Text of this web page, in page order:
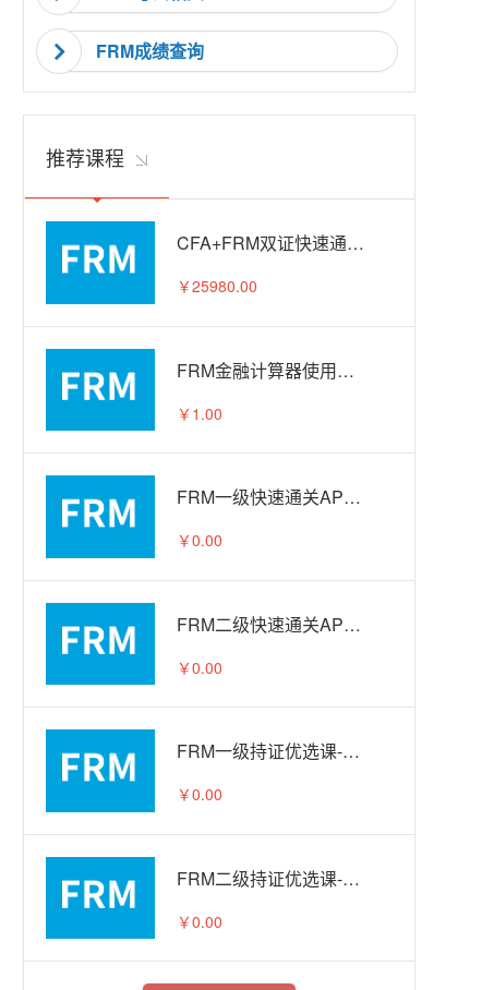
FRM成绩查询
推荐课程
CFA+FRM双证快速通关APS智播课A计划
￥25980.00
FRM金融计算器使用教程
￥1.00
FRM一级快速通关APS智播课-试听
￥0.00
FRM二级快速通关APS智播课-试听
￥0.00
FRM一级持证优选课-试听
￥0.00
FRM二级持证优选课-试听
￥0.00